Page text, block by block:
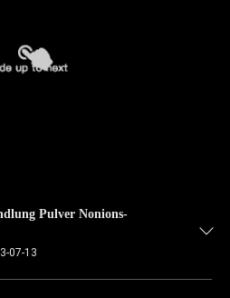
Pulver Nonions-
07-13